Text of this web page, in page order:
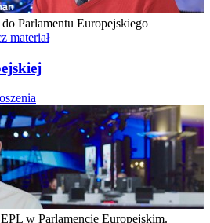
Parlamentu Europejskiego
materiał
w Parlamencie Europejskim.